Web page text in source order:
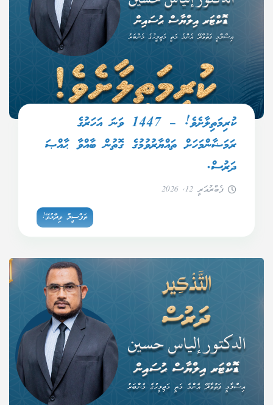
ކުރިމަތިލާށެވެ! – 1447 ވަނަ އަހަރުގެ
ރަމަޟާންމަހަށް ތައްޔާރުވުމުގެ ގޮތުން ބާއްވާ ޙާއްޞަ
ދަރުސް.
ފެބްރުއަރީ 12, 2026
ތަފްސީލް ވިދާޅުވޭ!